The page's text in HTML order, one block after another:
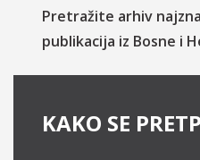
Pretražite arhiv
publikacija iz Bosne i
KAKO SE